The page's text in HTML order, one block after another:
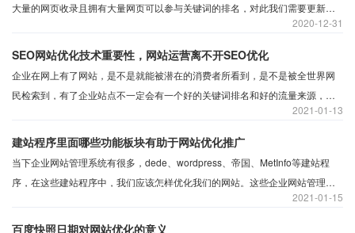
12-31
2020
大量的网页收录且拥有大量网页可以参与关键词的排名，对此我们需要更新网
站文章，怎么样更新网页文章可以获取搜索引擎喜爱,接下来推推蛙为大家整理
了一篇有关如何通过网站SEO优化，提升网站收录量。
01-13
2021
SEO网站优化技术重要性，网站运营离不开SEO优化
企业在网上有了网站，是不是就能被潜在的消费者所看到，是不是被全世界网
民检索到，有了企业站点不一定会有一个好的关键词排名和好的流量来源，这
01-15
2021
建站程序里面哪些功能板块有助于网站优化推广
当下企业网站管理系统有很多，dede、wordpress、帝国、MetInfo等建站程
序，在这些建站程序中，我们应该怎样优化我们的网站。这些企业网站管理系
统里面有哪些栏目可以帮助我们更好地优化自己的企业网站，小编整理了一篇
关于企业建站系统，你可以通过设置这几个板块来进行网站优化的基本操作。
百度快照日期对网站优化的意义